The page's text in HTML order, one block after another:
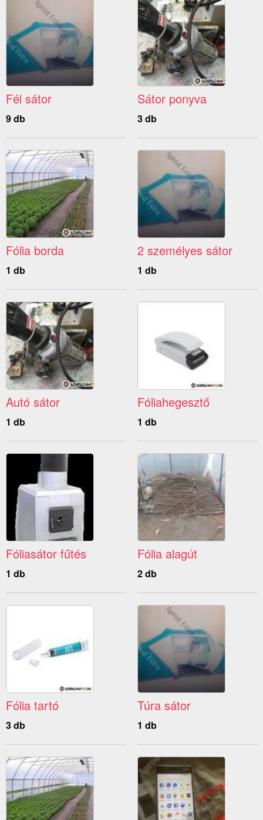
Fél sátor
9 db
Sátor ponyva
3 db
Fólia borda
1 db
2 személyes sátor
1 db
Autó sátor
1 db
Fóliahegesztő
1 db
Fóliasátor fűtés
1 db
Fólia alagút
2 db
Fólia tartó
3 db
Túra sátor
1 db